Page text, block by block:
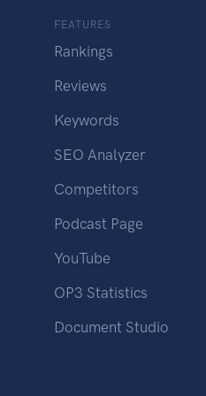
FEATURES
Rankings
Reviews
Keywords
SEO Analyzer
Competitors
Podcast Page
YouTube
OP3 Statistics
Document Studio